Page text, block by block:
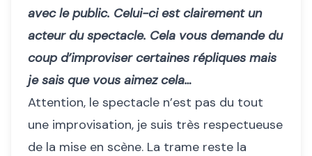
avec le public. Celui-ci est clairement un
acteur du spectacle. Cela vous demande du
coup d’improviser certaines répliques mais
je sais que vous aimez cela…
Attention, le spectacle n’est pas du tout
une improvisation, je suis très respectueuse
de la mise en scène. La trame reste la